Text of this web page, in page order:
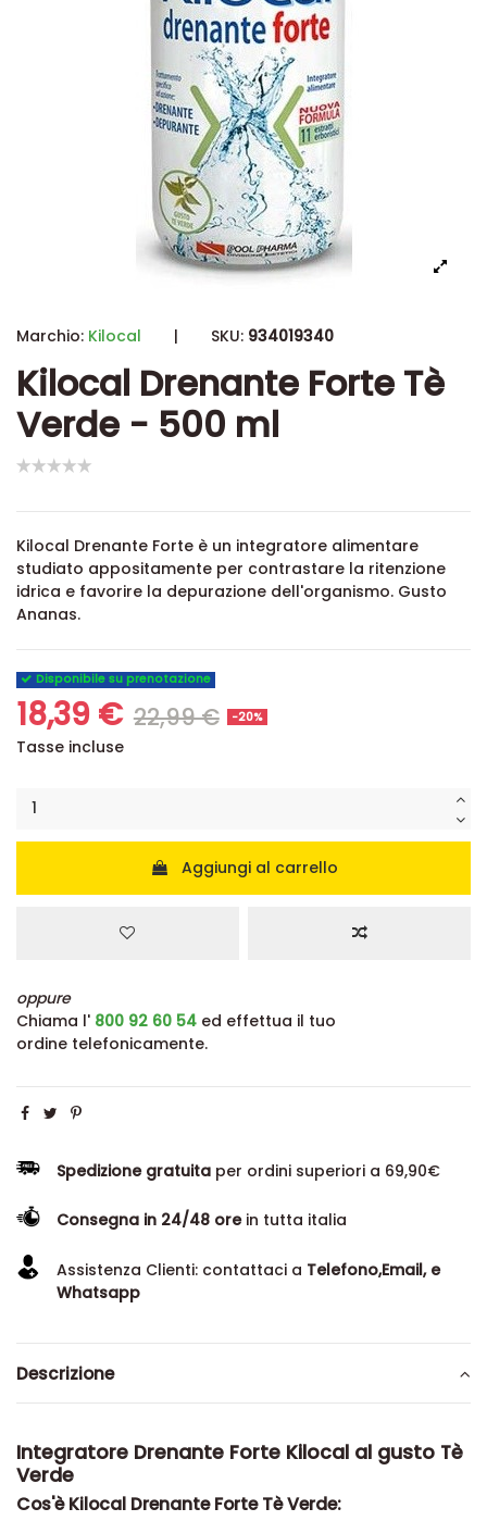
Marchio: Kilocal | SKU: 934019340
Kilocal Drenante Forte Tè
Verde - 500 ml
Kilocal Drenante Forte è un integratore alimentare
studiato appositamente per contrastare la ritenzione
idrica e favorire la depurazione dell'organismo. Gusto
Ananas.
Disponibile su prenotazione
18,39 € 22,99 € -20%
Tasse incluse
Aggiungi al carrello
oppure
Chiama l' 800 92 60 54 ed effettua il tuo
ordine telefonicamente.
Spedizione gratuita per ordini superiori a 69,90€
Consegna in 24/48 orein tutta italia
Assistenza Clienti: contattaci a Telefono,Email, e
Whatsapp
Descrizione
Integratore Drenante Forte Kilocal al gusto Tè
Verde
Cos'è Kilocal Drenante Forte Tè Verde: